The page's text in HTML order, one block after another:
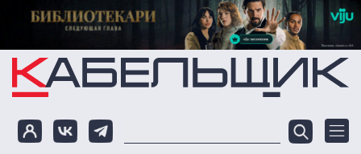
Перейти к основному содержанию